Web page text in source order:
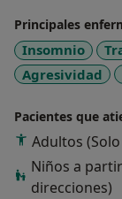
Principales
Insomnio
Agresividad
Pacientes que
Adultos
Niños a
direcciones)